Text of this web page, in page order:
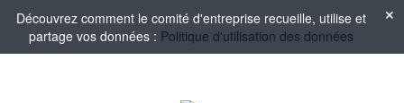
Découvrez comment le comité d'entreprise recueille, utilise et
partage vos données : Politique d'utilisation des données